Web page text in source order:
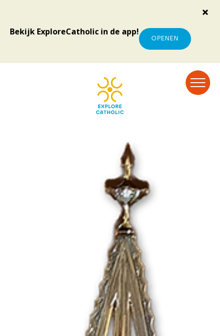
Bekijk ExploreCatholic in de app!
OPENEN